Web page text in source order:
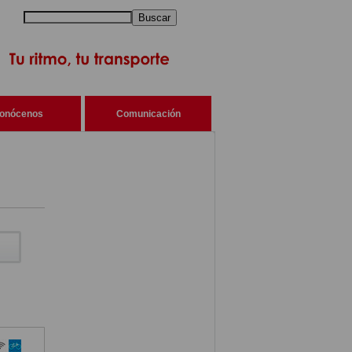
Buscar
Comunicación